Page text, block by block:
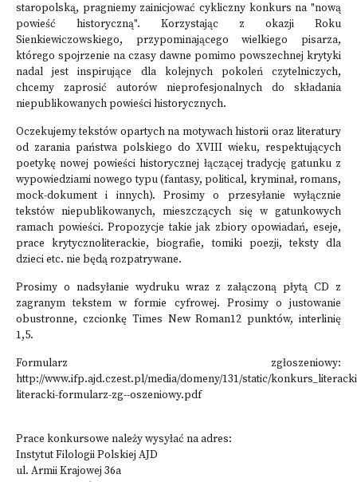
staropolską, pragniemy zainicjować cykliczny konkurs na "nową
powieść historyczną". Korzystając z okazji Roku
Sienkiewiczowskiego, przypominającego wielkiego pisarza,
którego spojrzenie na czasy dawne pomimo powszechnej krytyki
nadal jest inspirujące dla kolejnych pokoleń czytelniczych,
chcemy zaprosić autorów nieprofesjonalnych do składania
niepublikowanych powieści historycznych.
Oczekujemy tekstów opartych na motywach historii oraz literatury
od zarania państwa polskiego do XVIII wieku, respektujących
poetykę nowej powieści historycznej łączącej tradycję gatunku z
wypowiedziami nowego typu (fantasy, political, kryminał, romans,
mock-dokument i innych). Prosimy o przesyłanie wyłącznie
tekstów niepublikowanych, mieszczących się w gatunkowych
ramach powieści. Propozycje takie jak zbiory opowiadań, eseje,
prace krytycznoliterackie, biografie, tomiki poezji, teksty dla
dzieci etc. nie będą rozpatrywane.
Prosimy o nadsyłanie wydruku wraz z załączoną płytą CD z
zagranym tekstem w formie cyfrowej. Prosimy o justowanie
obustronne, czcionkę Times New Roman12 punktów, interlinię
1,5.
Formularz zgłoszeniowy:
http://www.ifp.ajd.czest.pl/media/domeny/131/static/
literacki-formularz-zg--oszeniowy.pdf
Prace konkursowe należy wysyłać na adres:
Instytut Filologii Polskiej AJD
ul. Armii Krajowej 36a